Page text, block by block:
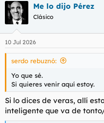
Me lo dijo Pérez
Clásico
10 Jul 2026
serdo rebuznó:
Yo que sé.
Si quieres venir aquí estoy.
Si lo dices de veras, allí
inteligente que va de